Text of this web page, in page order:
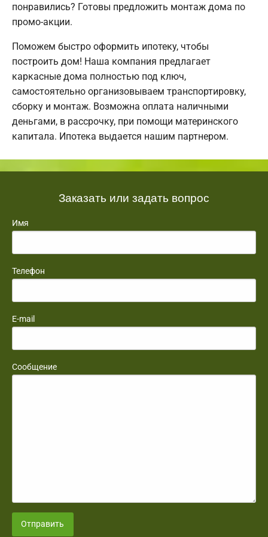
понравились? Готовы предложить монтаж дома по
промо-акции.
Поможем быстро оформить ипотеку, чтобы
построить дом! Наша компания предлагает
каркасные дома полностью под ключ,
самостоятельно организовываем транспортировку,
сборку и монтаж. Возможна оплата наличными
деньгами, в рассрочку, при помощи материнского
капитала. Ипотека выдается нашим партнером.
Заказать или задать вопрос
Имя
Телефон
E-mail
Сообщение
Отправить